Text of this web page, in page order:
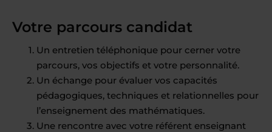
Votre parcours candidat
Un entretien téléphonique pour cerner votre
parcours, vos objectifs et votre personnalité.
Un échange pour évaluer vos capacités
pédagogiques, techniques et relationnelles pour
l’enseignement des mathématiques.
Une rencontre avec votre référent enseignant